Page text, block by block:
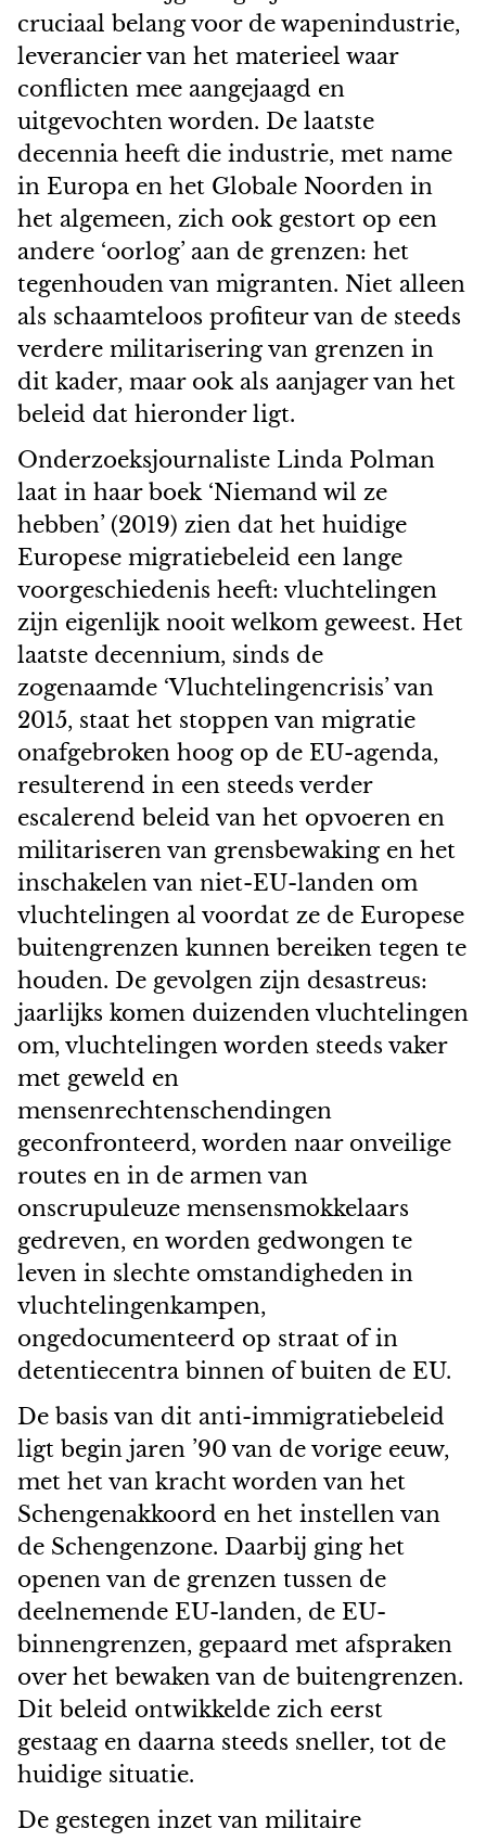
cruciaal belang voor de wapenindustrie,
leverancier van het materieel waar
conflicten mee aangejaagd en
uitgevochten worden. De laatste
decennia heeft die industrie, met name
in Europa en het Globale Noorden in
het algemeen, zich ook gestort op een
andere ‘oorlog’ aan de grenzen: het
tegenhouden van migranten. Niet alleen
als schaamteloos profiteur van de steeds
verdere militarisering van grenzen in
dit kader, maar ook als aanjager van het
beleid dat hieronder ligt.
Onderzoeksjournaliste Linda Polman
laat in haar boek ‘Niemand wil ze
hebben’ (2019) zien dat het huidige
Europese migratiebeleid een lange
voorgeschiedenis heeft: vluchtelingen
zijn eigenlijk nooit welkom geweest. Het
laatste decennium, sinds de
zogenaamde ‘Vluchtelingencrisis’ van
2015, staat het stoppen van migratie
onafgebroken hoog op de EU-agenda,
resulterend in een steeds verder
escalerend beleid van het opvoeren en
militariseren van grensbewaking en het
inschakelen van niet-EU-landen om
vluchtelingen al voordat ze de Europese
buitengrenzen kunnen bereiken tegen te
houden. De gevolgen zijn desastreus:
jaarlijks komen duizenden vluchtelingen
om, vluchtelingen worden steeds vaker
met geweld en
mensenrechtenschendingen
geconfronteerd, worden naar onveilige
routes en in de armen van
onscrupuleuze mensensmokkelaars
gedreven, en worden gedwongen te
leven in slechte omstandigheden in
vluchtelingenkampen,
ongedocumenteerd op straat of in
detentiecentra binnen of buiten de EU.
De basis van dit anti-immigratiebeleid
ligt begin jaren ’90 van de vorige eeuw,
met het van kracht worden van het
Schengenakkoord en het instellen van
de Schengenzone. Daarbij ging het
openen van de grenzen tussen de
deelnemende EU-landen, de EU-
binnengrenzen, gepaard met afspraken
over het bewaken van de buitengrenzen.
Dit beleid ontwikkelde zich eerst
gestaag en daarna steeds sneller, tot de
huidige situatie.
De gestegen inzet van militaire